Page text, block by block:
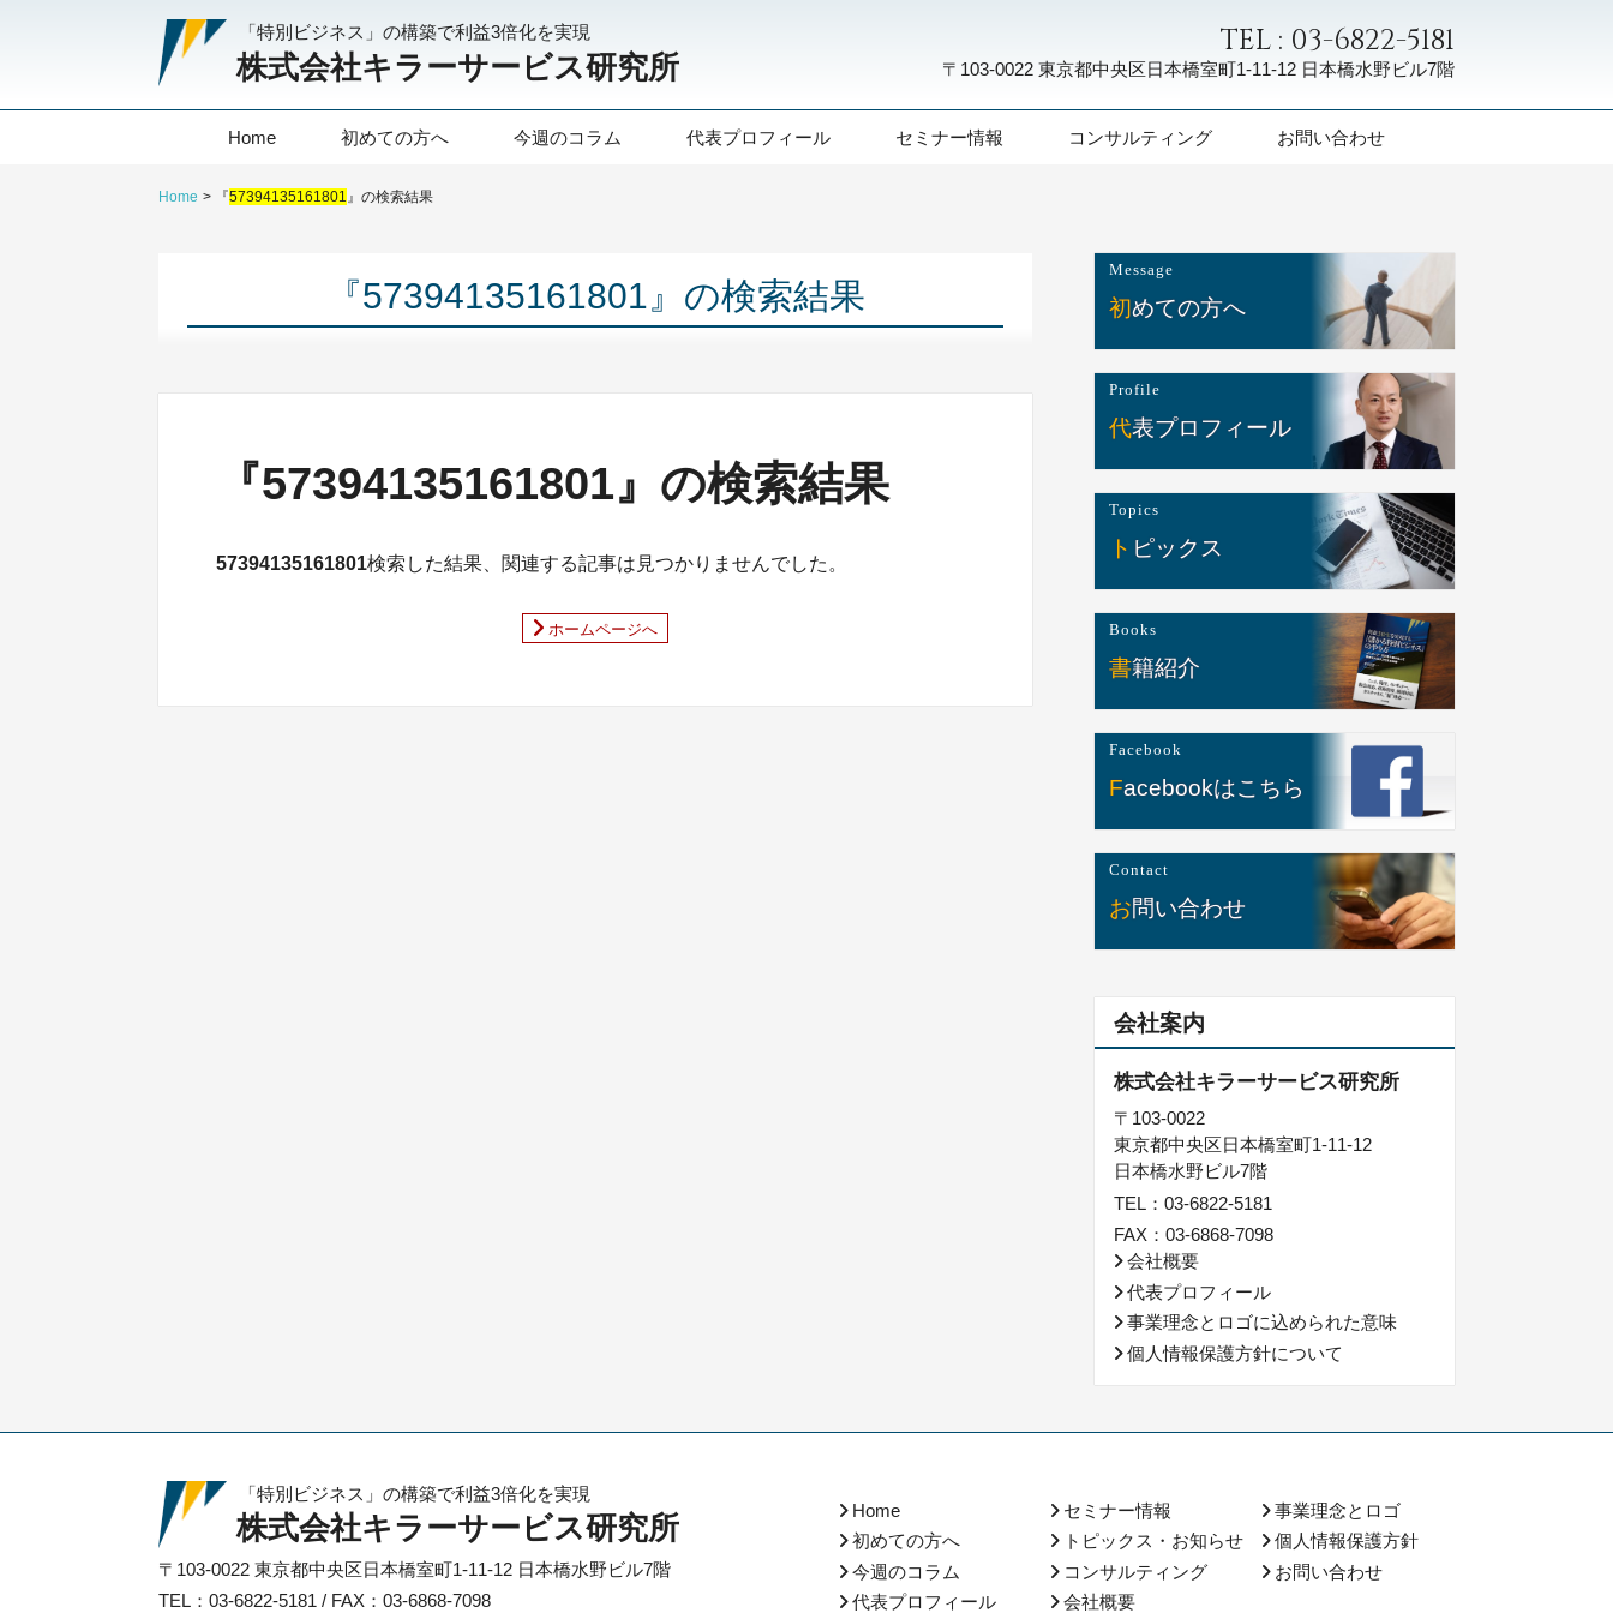
「特別ビジネス」の構築で利益3倍化を実現
株式会社キラーサービス研究所
TEL : 03-6822-5181
〒103-0022 東京都中央区日本橋室町1-11-12 日本橋水野ビル7階
Home 初めての方へ 今週のコラム 代表プロフィール セミナー情報 コンサルティング お問い合わせ
Home 『57394135161801 』の検索結果
『57394135161801』の検索結果
『57394135161801』の検索結果
57394135161801検索した結果、関連する記事は見つかりませんでした。
ホームページへ
Message
初めての方へ
Profile
代表プロフィール
Topics
トピックス
Books
書籍紹介
Facebook
Facebookはこちら
Contact
お問い合わせ
会社案内
株式会社キラーサービス研究所
〒103-0022
東京都中央区日本橋室町1-11-12
日本橋水野ビル7階
TEL：03-6822-5181
FAX：03-6868-7098
会社概要
代表プロフィール
事業理念とロゴに込められた意味
個人情報保護方針について
Home
初めての方へ
今週のコラム
代表プロフィール
セミナー情報
トピックス・お知らせ
コンサルティング
会社概要
事業理念とロゴ
個人情報保護方針
お問い合わせ
「特別ビジネス」の構築で利益3倍化を実現
株式会社キラーサービス研究所
〒103-0022 東京都中央区日本橋室町1-11-12 日本橋水野ビル7階
TEL：03-6822-5181 / FAX：03-6868-7098